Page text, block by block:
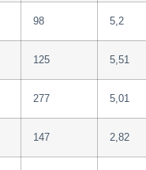
98 5,2
125 5,51
277 5,01
147 2,82